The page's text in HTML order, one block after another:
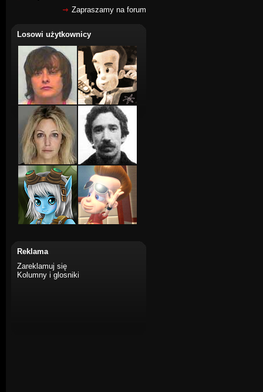
Zapraszamy na forum
Losowi użytkownicy
Reklama
Zareklamuj się
Kolumny i glosniki